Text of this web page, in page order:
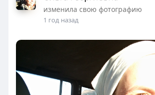
изменила свою фотографию
1 год назад